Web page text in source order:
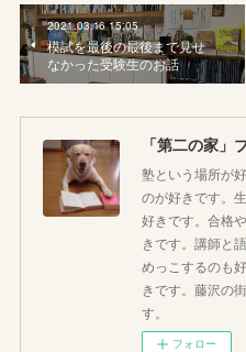
2021.03.16 15:05
模試を最後の最後まで見せ
なかった受験生のお話
塾という場所が
のが好きです。
好きです。合格
きです。講師と
めっこするのも
きです。藤沢の
す。
フォロー